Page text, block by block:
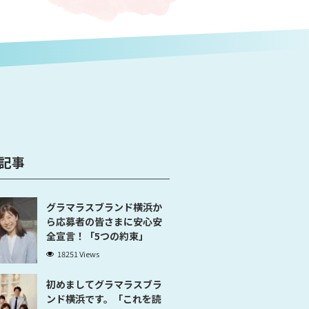
事
グラマラスブランド横浜か
ら応募者の皆さまに安心安
全宣言！「5つの約束」
18251 Views
初めましてグラマラスブラ
ンド横浜です。「これを読